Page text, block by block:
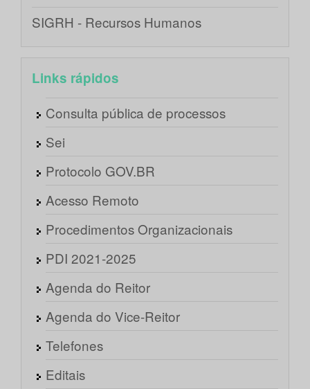
SIGRH - Recursos Humanos
Links rápidos
Consulta pública de processos
Sei
Protocolo GOV.BR
Acesso Remoto
Procedimentos Organizacionais
PDI 2021-2025
Agenda do Reitor
Agenda do Vice-Reitor
Telefones
Editais